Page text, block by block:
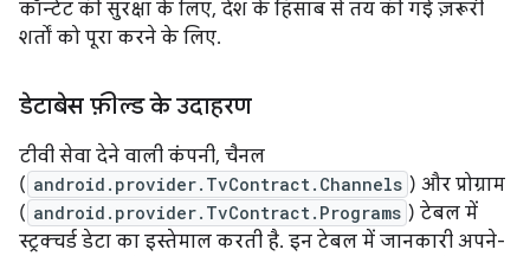
कॉन्टेंट की सुरक्षा के लिए, देश के हिसाब से तय की गई ज़रूरी
शर्तों को पूरा करने के लिए.
डेटाबेस फ़ील्ड के उदाहरण
टीवी सेवा देने वाली कंपनी, चैनल
( android.provider.TvContract.Channels ) और प्रोग्राम
( android.provider.TvContract.Programs ) टेबल में
स्ट्रक्चर्ड डेटा का इस्तेमाल करती है. इन टेबल में जानकारी अपने-